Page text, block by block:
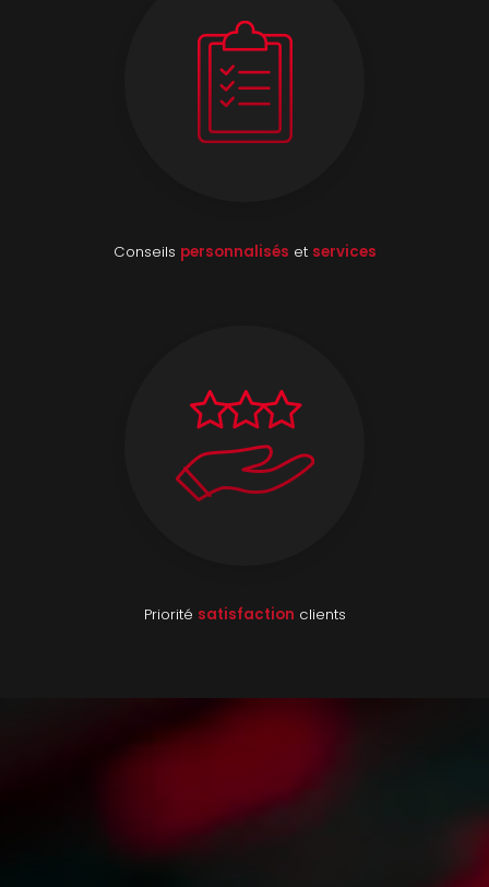
Conseils personnalisés et services
Priorité satisfaction clients